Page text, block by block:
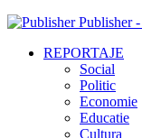
Publisher
REPORTAJE
Social
Politic
Economie
Educatie
Cultura